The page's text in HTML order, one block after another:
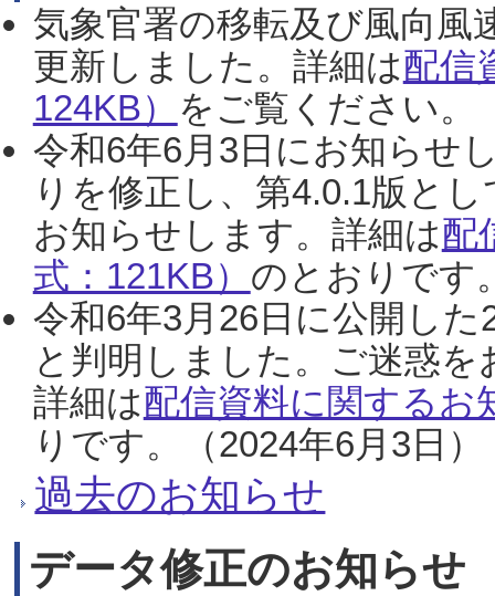
気象官署の移転及び風向風
更新しました。詳細は配信
124KB） をご覧ください。
令和6年6月3日にお知らせ
りを修正し、第4.0.1版と
お知らせします。詳細は配
式：121KB） のとおりです
令和6年3月26日に公開し
と判明しました。ご迷惑
詳細は配信資料に関するお
りです。（2024年6月3日）
過去のお知らせ
データ修正のお知らせ